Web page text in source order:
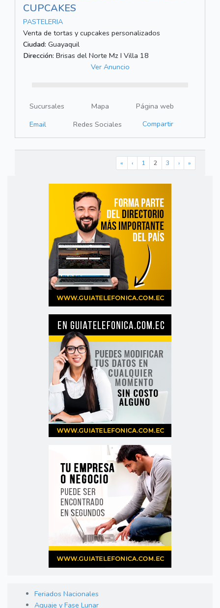
CUPCAKES
PASTELERIA
Venta de tortas y cupcakes personalizados
Ciudad: Guayaquil
Dirección: Brisas del Norte Mz I Villa 18
Ver Anuncio
Sucursales Mapa
Página web
Email
Redes Sociales Compartir
« ‹ 1 2 3 › »
Feriados Nacionales
Aguaje y Fase Lunar